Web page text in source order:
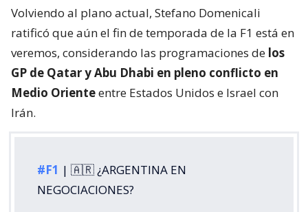
Volviendo al plano actual, Stefano Domenicali
ratificó que aún el fin de temporada de la F1 está en
veremos, considerando las programaciones de los
GP de Qatar y Abu Dhabi en pleno conflicto en
Medio Orienteentre Estados Unidos e Israel con
Irán.
#F1 | 🇦🇷 ¿ARGENTINA EN
NEGOCIACIONES?